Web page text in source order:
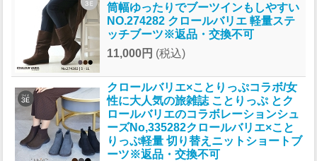
筒幅ゆったりでブーツインもしやすい
NO.274282 クロールバリエ 軽量ステ
ッチブーツ※返品・交換不可
11,000円 (税込)
クロールバリエ×ことりっぷコラボ/女
性に大人気の旅雑誌 ことりっぷ とク
ロールバリエのコラボレーションシュ
ーズNo,335282クロールバリエ×こと
りっぷ軽量 切り替えニットショートブ
ーツ※返品・交換不可